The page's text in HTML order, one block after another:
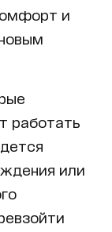
и
работать
или